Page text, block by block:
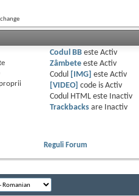
Codul BBeste Activ
Zâmbeteeste Activ
Codul
[IMG] este Activ
[VIDEO] code is Activ
Codul HTML este
Inactiv
Trackbacksare
Inactiv
Reguli Forum